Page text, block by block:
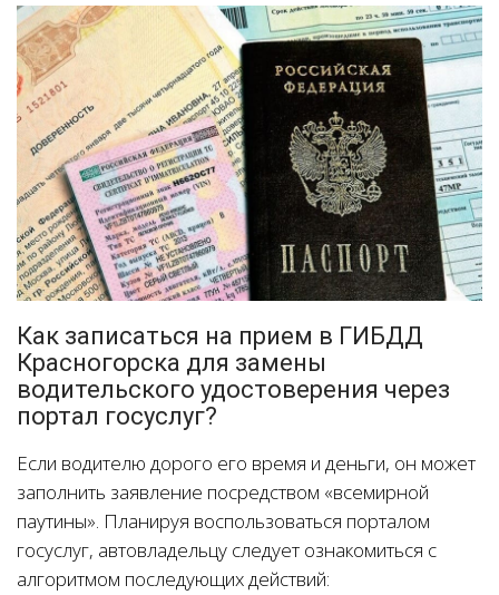
Как записаться на прием в ГИБДД
Красногорска для замены
водительского удостоверения через
портал госуслуг?
Если водителю дорого его время и деньги, он может
заполнить заявление посредством «всемирной
паутины». Планируя воспользоваться порталом
госуслуг, автовладельцу следует ознакомиться с
алгоритмом последующих действий: